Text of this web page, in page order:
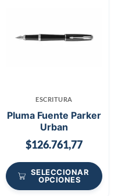
ESCRITURA
Pluma Fuente Parker
Urban
$126.761,77
SELECCIONAR
OPCIONES